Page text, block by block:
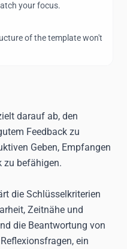
your focus.
of the template won't
darauf ab, den
Feedback zu
Geben, Empfangen
zu befähigen.
die Schlüsselkriterien
Zeitnähe und
die Beantwortung von
ein